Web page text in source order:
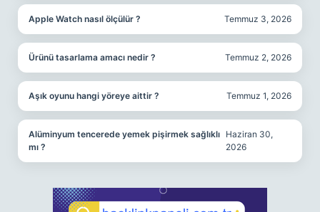
Apple Watch nasıl ölçülür ? Temmuz 3, 2026
Ürünü tasarlama amacı nedir ? Temmuz 2, 2026
Aşık oyunu hangi yöreye aittir ? Temmuz 1, 2026
Alüminyum tencerede yemek pişirmek sağlıklı
mı ?
Haziran 30,
2026